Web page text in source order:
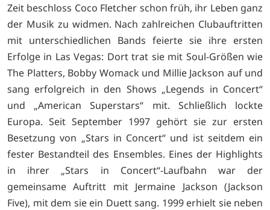
Zeit beschloss Coco Fletcher schon früh, ihr Leben ganz
der Musik zu widmen. Nach zahlreichen Clubauftritten
mit unterschiedlichen Bands feierte sie ihre ersten
Erfolge in Las Vegas: Dort trat sie mit Soul-Größen wie
The Platters, Bobby Womack und Millie Jackson auf und
sang erfolgreich in den Shows „Legends in Concert“
und „American Superstars“ mit. Schließlich lockte
Europa. Seit September 1997 gehört sie zur ersten
Besetzung von „Stars in Concert“ und ist seitdem ein
fester Bestandteil des Ensembles. Eines der Highlights
in ihrer „Stars in Concert“-Laufbahn war der
gemeinsame Auftritt mit Jermaine Jackson (Jackson
Five), mit dem sie ein Duett sang. 1999 erhielt sie neben